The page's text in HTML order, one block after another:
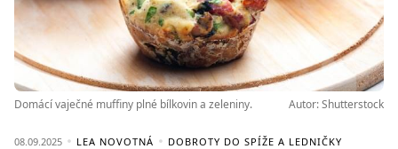
Domácí vaječné muffiny plné bílkovin a zeleniny. Autor: Shutterstock
08.09.2025 LEA NOVOTNÁ DOBROTY DO SPÍŽE A LEDNIČKY